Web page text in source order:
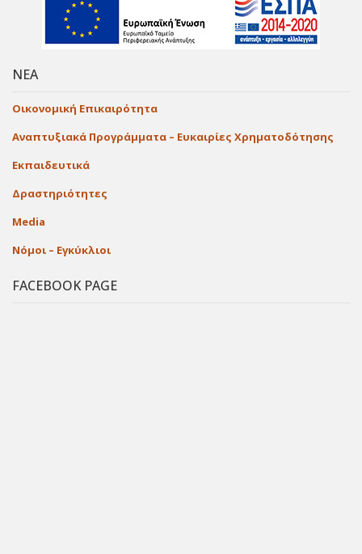
ΝΕΑ
Οικονομική Επικαιρότητα
Αναπτυξιακά Προγράμματα – Ευκαιρίες Χρηματοδότησης
Εκπαιδευτικά
Δραστηριότητες
Media
Νόμοι – Εγκύκλιοι
FACEBOOK PAGE